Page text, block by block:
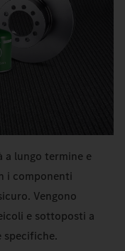
lungo termine e
i componenti
Vengono
e sottoposti a
specifiche.